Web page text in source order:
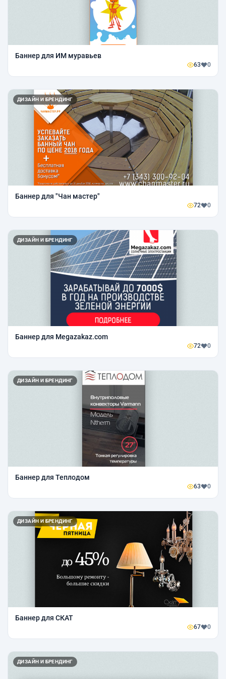
Баннер для ИМ муравьев
63 0
ДИЗАЙН И БРЕНДИНГ
Баннер для "Чан мастер"
72 0
ДИЗАЙН И БРЕНДИНГ
Баннер для Megazakaz.com
72 0
ДИЗАЙН И БРЕНДИНГ
Баннер для Теплодом
63 0
ДИЗАЙН И БРЕНДИНГ
Баннер для СКАТ
67 0
ДИЗАЙН И БРЕНДИНГ